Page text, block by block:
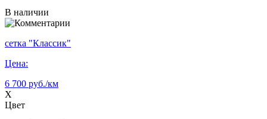
В наличии
сетка "Классик"
Цена:
6 700 руб./км
X
Цвет